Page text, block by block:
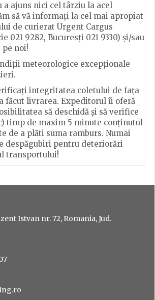
a ajuns nici cel târziu la acel
să vă informați la cel mai apropiat
de curierat Urgent Cargus
021 9282, Bucuresți 021 9330) și/sau
pe noi!
meteorologice excepționale
integritatea coletului de fața
făcut livrarea. Expeditorul îi oferă
să deschidă și să verifice
timp de maxim 5 minute conținutul
de a plăti suma ramburs. Numai
despăgubiri pentru deteriorări
transportului!
Istvan nr. 72, Romania, Jud.